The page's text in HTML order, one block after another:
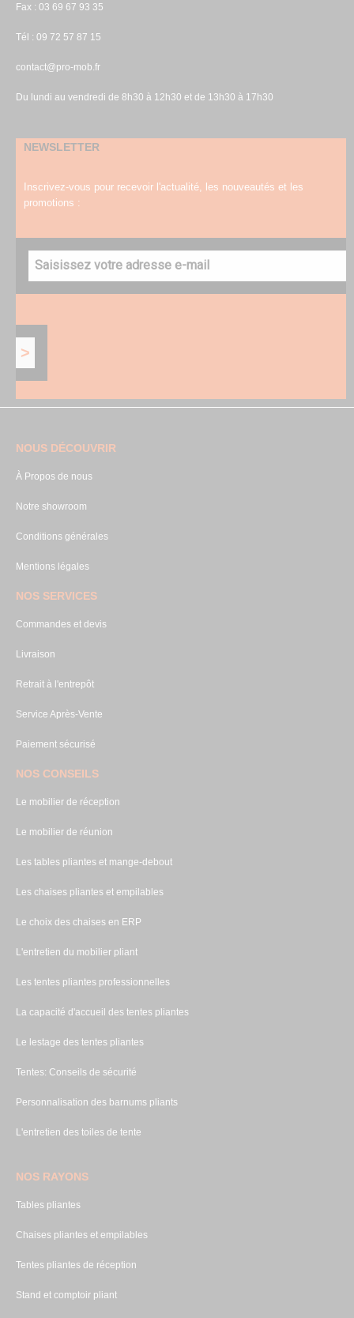
Fax : 03 69 67 93 35
Tél : 09 72 57 87 15
contact@pro-mob.fr
Du lundi au vendredi de 8h30 à 12h30 et de 13h30 à 17h30
NEWSLETTER
Inscrivez-vous pour recevoir l'actualité, les nouveautés et les
promotions :
NOUS DÉCOUVRIR
À Propos de nous
Notre showroom
Conditions générales
Mentions légales
NOS SERVICES
Commandes et devis
Livraison
Retrait à l'entrepôt
Service Après-Vente
Paiement sécurisé
NOS CONSEILS
Le mobilier de réception
Le mobilier de réunion
Les tables pliantes et mange-debout
Les chaises pliantes et empilables
Le choix des chaises en ERP
L'entretien du mobilier pliant
Les tentes pliantes professionnelles
La capacité d'accueil des tentes pliantes
Le lestage des tentes pliantes
Tentes: Conseils de sécurité
Personnalisation des barnums pliants
L'entretien des toiles de tente
NOS RAYONS
Tables pliantes
Chaises pliantes et empilables
Tentes pliantes de réception
Stand et comptoir pliant